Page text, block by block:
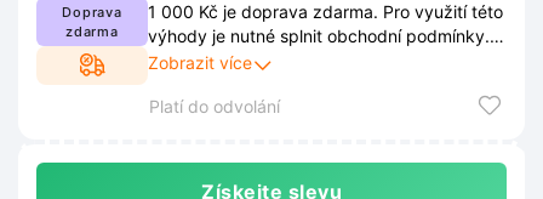
Doprava
zdarma
1 000 Kč je doprava zdarma. Pro využití této
výhody je nutné splnit obchodní podmínky.
Kompletní pravidla jsou dostupná na
změnám.
Zobrazit více
Platí do odvolání
Získejte slevu